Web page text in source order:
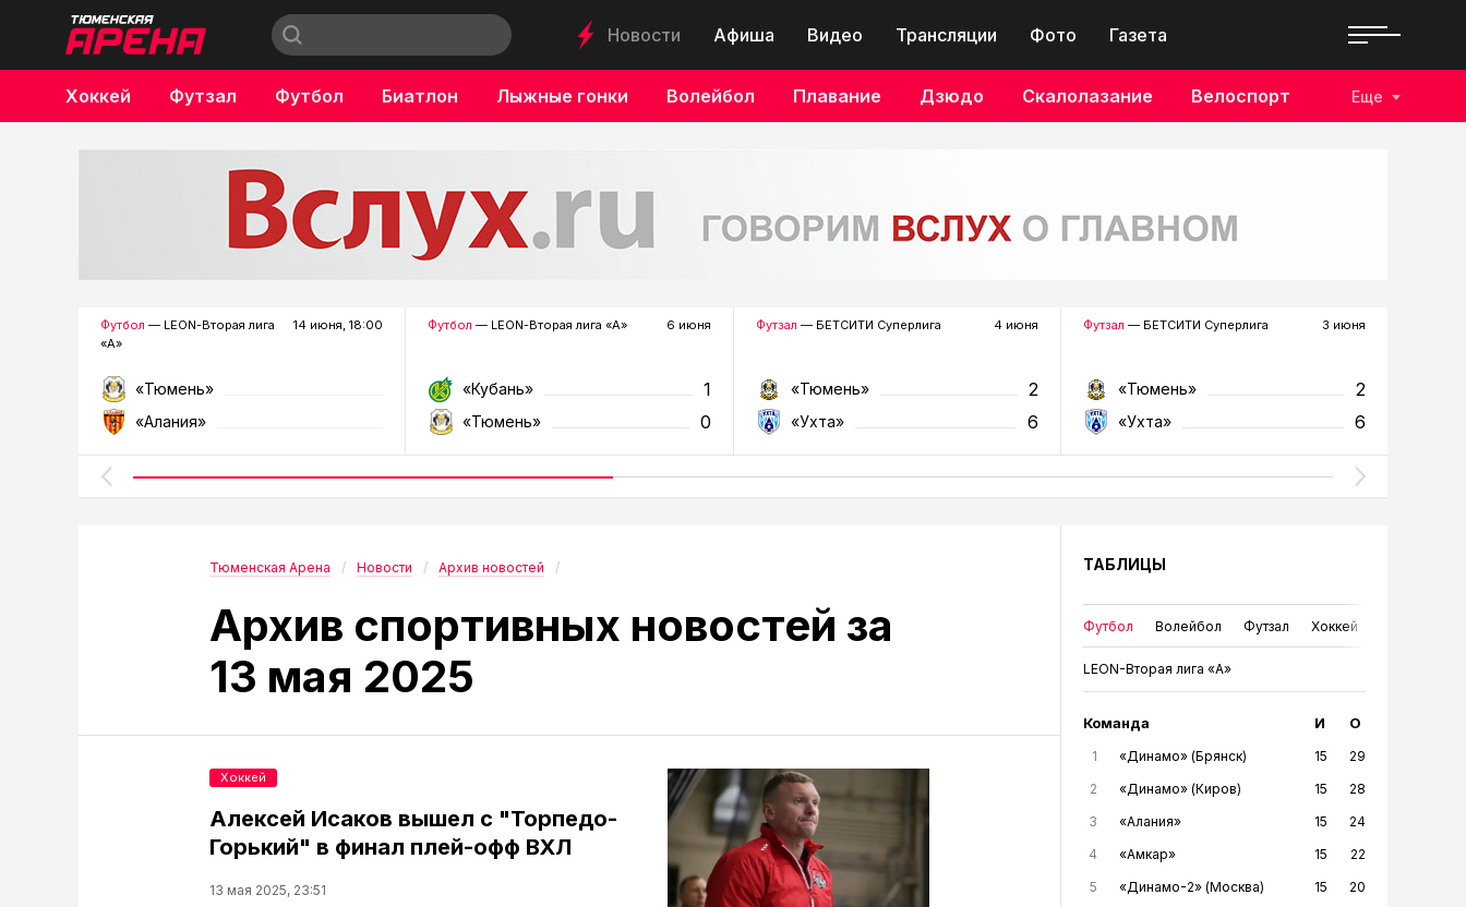
Новости Афиша Видео Трансляции Фото Газета
Хоккей Футзал Футбол Биатлон Лыжные гонки Волейбол Плавание Дзюдо Скалолазание Велоспорт
Бокс
Еще
Футбол — LEON-Вторая лига
«А»
14 июня, 18:00
«Тюмень»
«Алания»
Футбол — LEON-Вторая лига «А» 6 июня
«Кубань» 1
«Тюмень» 0
Футзал — БЕТСИТИ Суперлига 4 июня
«Тюмень» 2
«Ухта» 6
Футзал — БЕТСИТИ Суперлига 3 июня
«Тюмень» 2
«Ухта» 6
Тюменская Арена Новости Архив новостей
Архив спортивных новостей за
13 мая 2025
Алексей Исаков вышел с "Торпедо-
Горький" в финал плей-офф ВХЛ
13 мая 2025, 23:51
Хоккей
ТАБЛИЦЫ
Футбол Волейбол Футзал Хоккей
LEON-Вторая лига «А»
Команда И О
1 «Динамо» (Брянск) 15
29
2
«Динамо» (Киров) 15
28
3
«Алания» 15
24
4
«Амкар» 15
22
5
«Динамо-2» (Москва) 15
20